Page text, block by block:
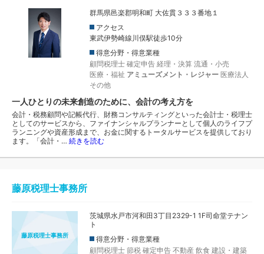
群馬県邑楽郡明和町 大佐貫３３３番地１
アクセス
東武伊勢崎線川俣駅徒歩10分
得意分野・得意業種
顧問税理士 確定申告 経理・決算 流通・小売
医療・福祉 アミューズメント・レジャー 医療法人
その他
一人ひとりの未来創造のために、会計の考え方を
会計・税務顧問や記帳代行、財務コンサルティングといった会計士・税理士
としてのサービスから、ファイナンシャルプランナーとして個人のライフプ
ランニングや資産形成まで、お金に関するトータルサービスを提供しており
ます。「会計・… 続きを読む
藤原税理士事務所
藤原税理士事務所
茨城県水戸市河和田3丁目2329-1 1F司命堂テナン
ト
得意分野・得意業種
顧問税理士 節税 確定申告 不動産 飲食 建設・建築